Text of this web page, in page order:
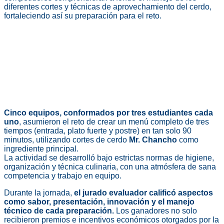
diferentes cortes y técnicas de aprovechamiento del cerdo,
fortaleciendo así su preparación para el reto.
Cinco equipos, conformados por tres estudiantes cada
uno, asumieron el reto de crear un menú completo de tres
tiempos (entrada, plato fuerte y postre) en tan solo 90
minutos, utilizando cortes de cerdo Mr. Chancho como
ingrediente principal.
La actividad se desarrolló bajo estrictas normas de higiene,
organización y técnica culinaria, con una atmósfera de sana
competencia y trabajo en equipo.
Durante la jornada, el jurado evaluador calificó aspectos
como sabor, presentación, innovación y el manejo
técnico de cada preparación. Los ganadores no solo
recibieron premios e incentivos económicos otorgados por la